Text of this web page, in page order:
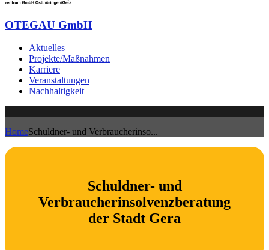
OTEGAU GmbH
Aktuelles
Projekte/Maßnahmen
Karriere
Veranstaltungen
Nachhaltigkeit
HomeSchuldner- und Verbraucherinso...
Schuldner- und
Verbraucherinsolvenzberatung
der Stadt Gera